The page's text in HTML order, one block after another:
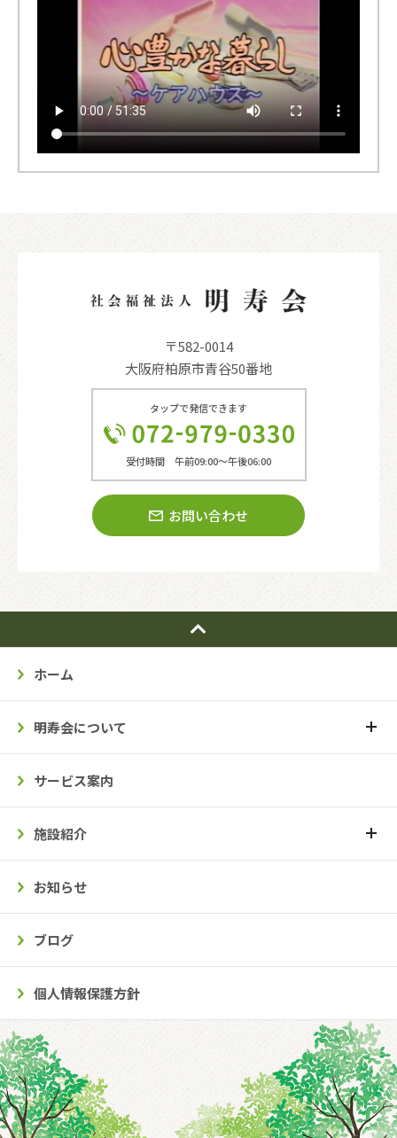
〒582-0014
大阪府柏原市青谷50番地
タップで発信できます
受付時間 午前09:00〜午後06:00
お問い合わせ
ホーム
明寿会について
サービス案内
施設紹介
お知らせ
ブログ
個人情報保護方針